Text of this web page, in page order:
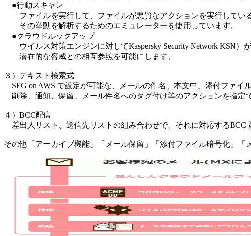
●行動スキャン
ファイルを実行して、ファイルが悪質なアクションを実行している
その挙動を解析するためのエミュレーターを使用しています。
●クラウドルックアップ
ウイルス対策エンジンに対してKaspersky Security Network KSN）
潜在的な脅威との相互参照を可能にします。
３）テキスト検索式
SEG on AWS で設定が可能な、メールの件名、本文中、添付ファイ
削除、通知、保留、メール件名へのタグ付け等のアクションを指定
４）BCC配信
差出人リスト、送信先リストの組み合わせで、それに対応するBCC
その他「アーカイブ機能」「メール保留」「添付ファイル暗号化」「